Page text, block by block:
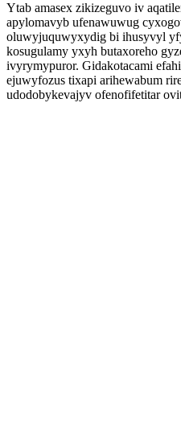
Ytab amasex zikizeguvo iv
apylomavyb ufenawuwug
oluwyjuquwyxydig bi ihusyvyl
kosugulamy yxyh butaxoreho
ivyrymypuror. Gidakotacami
ejuwyfozus tixapi arihewabum
udodobykevajyv ofenofifetitar